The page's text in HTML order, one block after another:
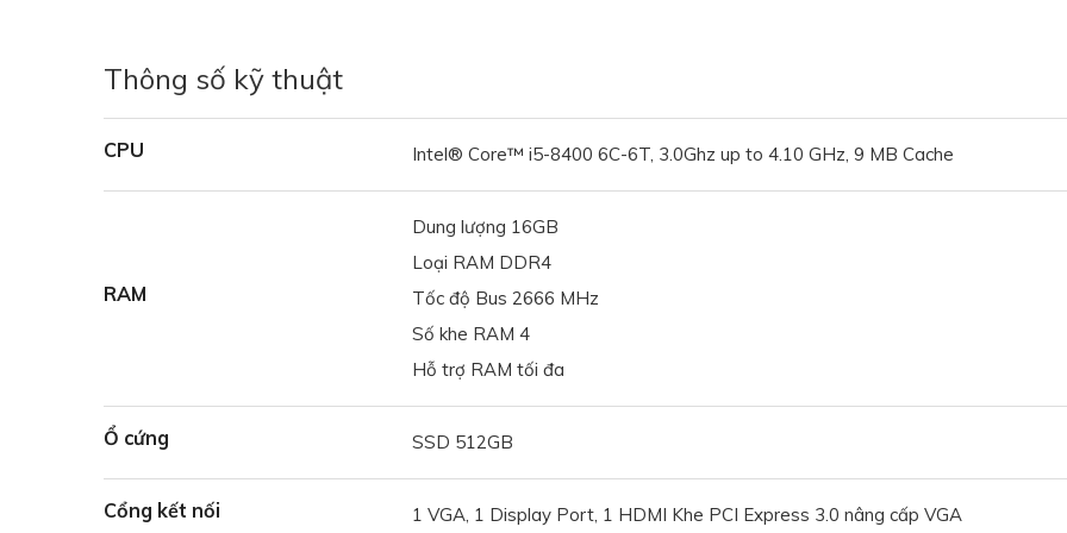
Thông số kỹ thuật
CPU Intel® Core™ i5-8400 6C-6T, 3.0Ghz up to 4.10 GHz, 9 MB Cache
RAM
Dung lượng 16GB
Loại RAM DDR4
Tốc độ Bus 2666 MHz
Số khe RAM 4
Hỗ trợ RAM tối đa
Ổ cứng SSD 512GB
Cổng kết nối 1 VGA, 1 Display Port, 1 HDMI Khe PCI Express 3.0 nâng cấp VGA